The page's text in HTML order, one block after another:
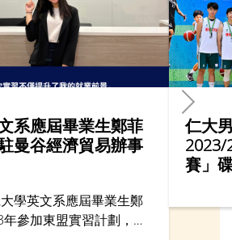
系應屆畢業生鄭菲
曼谷經濟貿易辦事
學英文系應屆畢業生鄭
參加東盟實習計劃，在
仁大
2023/
賽」